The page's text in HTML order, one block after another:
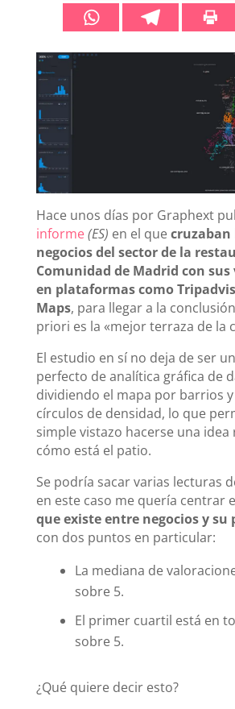
Hace unos días por Graphext
informe(ES) en el quecruzaban
negocios del sector de la
Comunidad de Madrid con
en plataformas como
Maps, para llegar a la
priori es la «mejor terraza de la
El estudio en sí no deja de ser
perfecto de analítica gráfica de
dividiendo el mapa por barrios
círculos de densidad, lo que
simple vistazo hacerse una idea
cómo está el patio.
Se podría sacar varias lecturas
en este caso me quería centrar
que existe entre negocios y
con dos puntos en particular:
La mediana de
sobre 5.
El primer cuartil está en
sobre 5.
¿Qué quiere decir esto?